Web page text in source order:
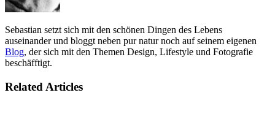
Sebastian setzt sich mit den schönen Dingen des Lebens
auseinander und bloggt neben pur natur noch auf seinem eigenen
Blog, der sich mit den Themen Design, Lifestyle und Fotografie
beschäfftigt.
Related Articles